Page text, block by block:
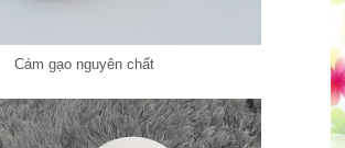
Cám gạo nguyên chất